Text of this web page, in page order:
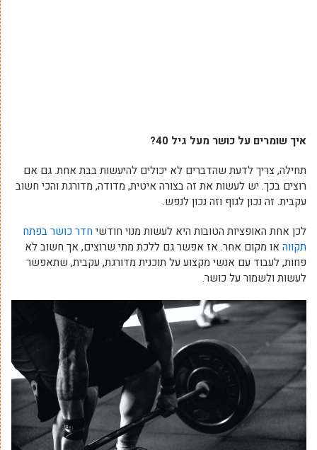
איך שומרים על כושר מעל גיל 40?
תחילה, צריך לדעת שהדברים לא יכולים להיעשות בבת אחת. גם אם
רוצים בכך. יש לעשות את זה בצורה איטית, מדודה, מדורגת והכי חשוב
עקבית. זה נכון לגוף וזה נכון לנפש.
לכן אחת האופציות הטובות היא לעשות מנוי חודשי חדר כושר בפתח
תקווה או מקום אחר. אז אפשר גם ללכת מתי שרוצים, אך חשוב לא
פחות, לעבוד עם אנשי מקצוע על תוכנית מדורגת, עקבית, שתאפשר
לעשות ולשמור על כושר.